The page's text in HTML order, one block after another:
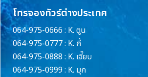
โทรจองทัวร์ต่างประเทศ
064-975-0666 : K. ตูน
064-975-0777 : K. กี้
064-975-0888 : K. เจี๊ยบ
064-975-0999 : K. มุก